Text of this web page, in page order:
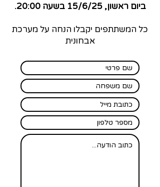
ביום ראשון, 15/6/25 בשעה 20:00.
כל המשתתפים יקבלו הנחה על מערכת
אבחונית